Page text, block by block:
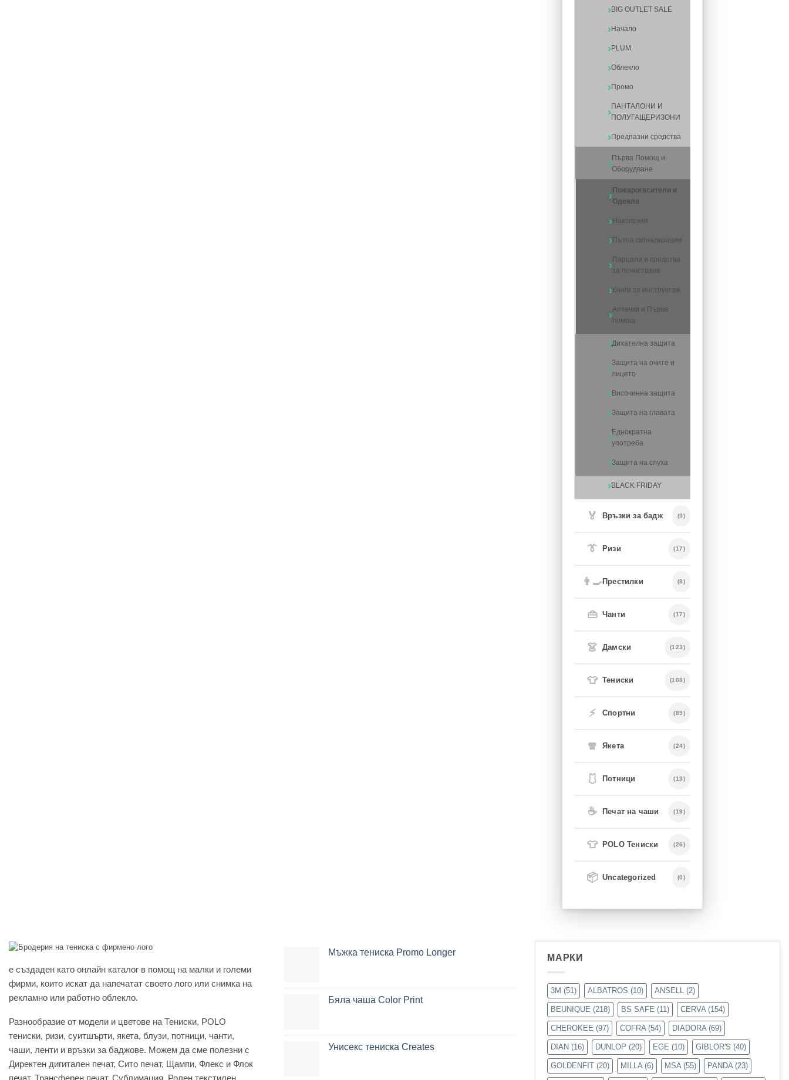
BIG OUTLET SALE
Начало
PLUM
Облекло
Промо
ПАНТАЛОНИ И
ПОЛУГАЩЕРИЗОНИ
Предпазни средства
Първа Помощ и
Оборудване
Пожарогасители и
Одеяла
Наколенки
Пътна сигнализация
Парцали и средства
за почистване
Книги за инструктаж
Аптечки и Първа
помощ
Дихателна защита
Защита на очите и
лицето
Височинна защита
Защита на главата
Еднократна
употреба
Защита на слуха
BLACK FRIDAY
🏅 Връзки за бадж (3)
👔 Ризи (17)
👨‍🍳Престилки (8)
👜 Чанти (17)
👗 Дамски (123)
👕 Тениски (108)
⚡ Спортни (89)
🧣 Якета (24)
🩱 Потници (13)
☕ Печат на чаши (19)
👕 POLO Тениски (26)
📦 Uncategorized (0)
e създаден като онлайн каталог в помощ на малки и големи
фирми, които искат да напечатат своето лого или снимка на
рекламно или работно облекло.
Разнообразие от модели и цветове на Тениски, POLO
тениски, ризи, суитшърти, якета, блузи, потници, чанти,
чаши, ленти и връзки за баджове. Можем да сме полезни с
Директен дигитален печат, Сито печат, Щампи, Флекс и Флок
печат, Трансферен печат, Сублимация, Ролен текстилен
Мъжка тениска Promo Longer
Бяла чаша Color Print
Унисекс тениска Creates
МАРКИ
3M (51) ALBATROS (10) ANSELL (2)
BEUNIQUE (218) BS SAFE (11) CERVA (154)
CHEROKEE (97) COFRA (54) DIADORA (69)
DIAN (16) DUNLOP (20) EGE (10) GIBLOR'S (40)
GOLDENFIT (20) MILLA (6) MSA (55) PANDA (23)